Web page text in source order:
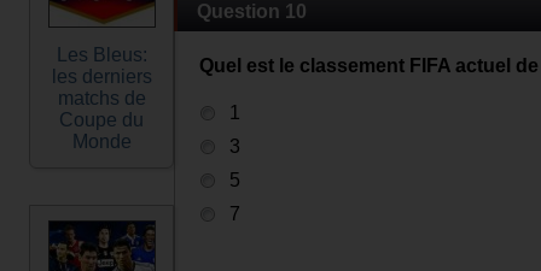
Les Bleus:
les derniers
matchs de
Coupe du
Monde
Question 10
Quel est le classement FIFA actuel
1
3
5
7